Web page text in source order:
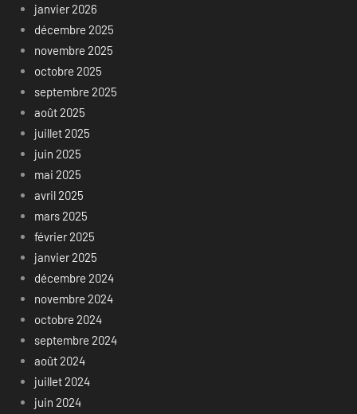
janvier 2026
décembre 2025
novembre 2025
octobre 2025
septembre 2025
août 2025
juillet 2025
juin 2025
mai 2025
avril 2025
mars 2025
février 2025
janvier 2025
décembre 2024
novembre 2024
octobre 2024
septembre 2024
août 2024
juillet 2024
juin 2024